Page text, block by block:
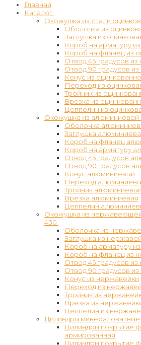
Главная
Каталог
Окожушка из стали
Оболочка из
Заглушка из
Короб на арматуру
Короб на фланец из
Отвод 45 градусов
Отвод 90 градусов
Конус из
Переход из
Тройник из
Врезка из
Цеппелин из
Окожушка из алюминиевой
Оболочка
Заглушка
Короб на фланец
Короб на арматуру
Отвод 45 градусов
Отвод 90 градусов
Конус алюминиевый
Переход
Тройник алюминиевый
Врезка алюминиевая
Цеппелин
Окожушка из нержавеющей
430
Оболочка из
Заглушка из
Короб на арматуру
Короб на фланец из
Отвод 45 градусов
Отвод 90 градусов
Конус из нержавейки
Переход из
Тройник из
Врезка из
Цеппелин из
Цилиндры минераловатные
Цилиндры покрытие
армированная
Цилиндры покрытие